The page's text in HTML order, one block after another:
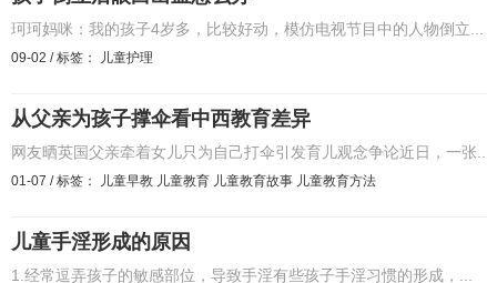
珂珂妈咪：我的孩子4岁多，比较好动，模仿电视节目中的人物倒立...
09-02 /标签： 儿童护理
从父亲为孩子撑伞看中西教育差异
网友晒英国父亲牵着女儿只为自己打伞引发育儿观念争论近日，一张...
01-07 /标签： 儿童早教 儿童教育 儿童教育故事 儿童教育方法
儿童手淫形成的原因
1.经常逗弄孩子的敏感部位，导致手淫有些孩子手淫习惯的形成，...